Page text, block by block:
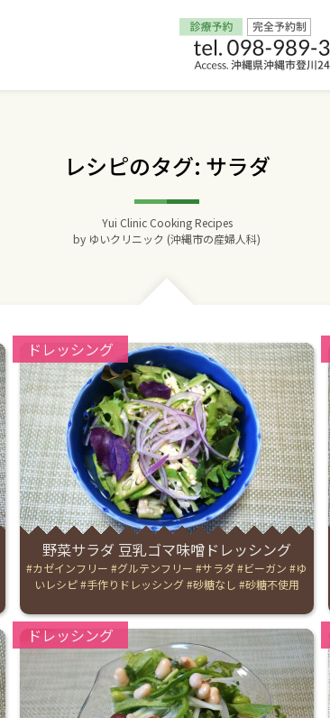
レシピのタグ: サラダ
Yui Clinic Cooking Recipes
by ゆいクリニック (沖縄市の産婦人科)
Categories:
ドレッシング
野菜サラダ 豆乳ゴマ味噌ドレッシング
Tags:
カゼインフリー グルテンフリー サラダ ビーガン
ゆ
いレシピ 手作りドレッシング 砂糖なし 砂糖不使用
Categories:
ドレッシング
交通アクセス
院長からのごあいさつ
ゆいクリニックの経営理念
妊婦健診
お産について
親と子の結びつき支援
母乳育児
予防接種
その他の診療内容
‘さんルーム’ でさまざまな講座・クラス